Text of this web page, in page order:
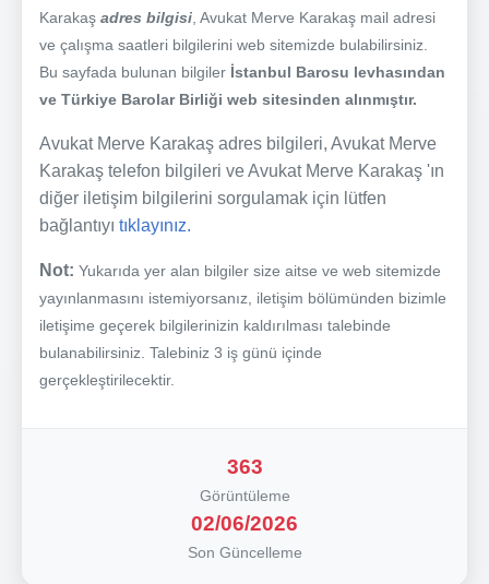
Karakaş adres bilgisi , Avukat Merve Karakaş mail adresi
ve çalışma saatleri bilgilerini web sitemizde bulabilirsiniz.
Bu sayfada bulunan bilgiler İstanbul Barosu levhasından
ve Türkiye Barolar Birliği web sitesinden alınmıştır.
Avukat Merve Karakaş adres bilgileri, Avukat Merve
Karakaş telefon bilgileri ve Avukat Merve Karakaş 'ın
diğer iletişim bilgilerini sorgulamak için lütfen
bağlantıyı tıklayınız.
Not: Yukarıda yer alan bilgiler size aitse ve web sitemizde
yayınlanmasını istemiyorsanız, iletişim bölümünden bizimle
iletişime geçerek bilgilerinizin kaldırılması talebinde
bulanabilirsiniz. Talebiniz 3 iş günü içinde
gerçekleştirilecektir.
363
Görüntüleme
02/06/2026
Son Güncelleme